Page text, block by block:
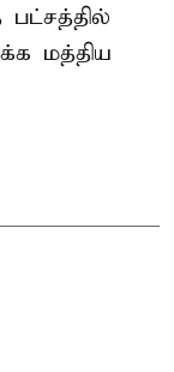
பட்சத்தில்
மத்திய